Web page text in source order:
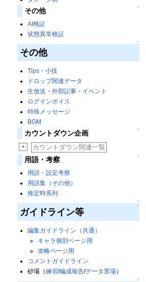
↑
その他
AI検証
状態異常検証
↑
その他
Tips・小技
ドロップ関連データ
生放送・外部記事・イベント
ログインボイス
特殊メッセージ
BGM
↑
カウントダウン企画
+ カウントダウン関連一覧
↑
用語・考察
用語・設定考察
用語集（その他）
推定時系列
↑
ガイドライン等
編集ガイドライン（共通）
キャラ個別ページ用
攻略ページ用
コメントガイドライン
砂場（練習/編成報告/データ置場）
↑